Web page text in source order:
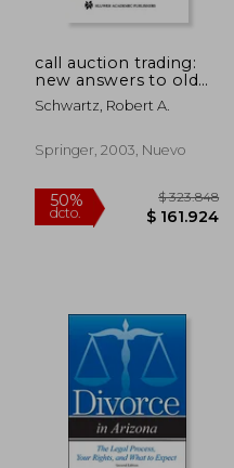
50%
dcto. $ 171.304
call auction trading:
new answers to old
questions (en Inglés)
Schwartz, Robert A.
Springer, 2003, Nuevo